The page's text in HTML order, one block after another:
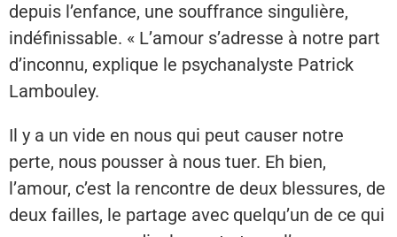
depuis l’enfance, une souffrance singulière,
indéfinissable. « L’amour s’adresse à notre part
d’inconnu, explique le psychanalyste Patrick
Lambouley.
Il y a un vide en nous qui peut causer notre
perte, nous pousser à nous tuer. Eh bien,
l’amour, c’est la rencontre de deux blessures, de
deux failles, le partage avec quelqu’un de ce qui